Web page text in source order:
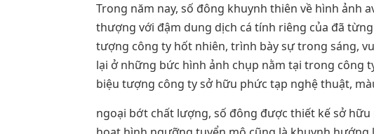
Trong năm nay, số đông khuynh thiên về hình ảnh
thượng với đậm dung dịch cá tính riêng của đã
tượng công ty hốt nhiên, trình bày sự trong sáng,
lại ở những bức hình ảnh chụp nằm tại trong công
biệu tượng công ty sở hữu phức tạp nghệ thuật,
ngoại bớt chất lượng, số đông được thiết kế sở